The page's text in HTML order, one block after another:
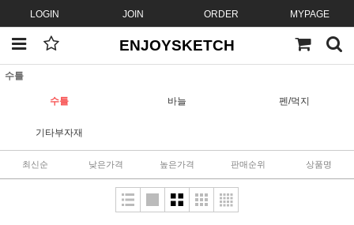
LOGIN JOIN ORDER MYPAGE
ENJOYSKETCH
수틀
수틀 바늘 펜/먹지
기타부자재
최신순 낮은가격 높은가격 판매순위 상품명